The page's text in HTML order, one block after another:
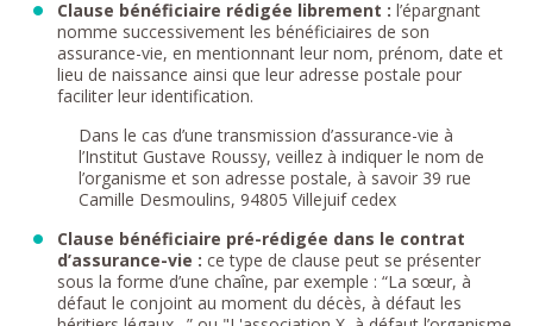
Clause bénéficiaire rédigée librement : l’épargnant
nomme successivement les bénéficiaires de son
assurance-vie, en mentionnant leur nom, prénom, date et
lieu de naissance ainsi que leur adresse postale pour
faciliter leur identification.
Dans le cas d’une transmission d’assurance-vie à
l’Institut Gustave Roussy, veillez à indiquer le nom de
l’organisme et son adresse postale, à savoir 39 rue
Camille Desmoulins, 94805 Villejuif cedex
Clause bénéficiaire pré-rédigée dans le contrat
d’assurance-vie : ce type de clause peut se présenter
sous la forme d’une chaîne, par exemple : “La sœur, à
défaut le conjoint au moment du décès, à défaut les